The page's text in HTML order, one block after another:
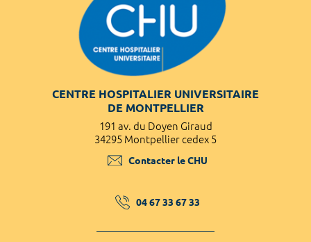
CENTRE HOSPITALIER UNIVERSITAIRE
DE MONTPELLIER
191 av. du Doyen Giraud
34295 Montpellier cedex 5
Contacter le CHU
04 67 33 67 33